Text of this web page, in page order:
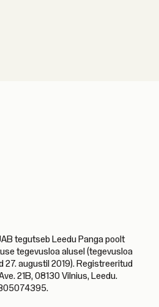
tegutseb Leedu Panga poolt
tegevusloa alusel (tegevusloa
27. augustil 2019). Registreeritud
21B, 08130 Vilnius, Leedu.